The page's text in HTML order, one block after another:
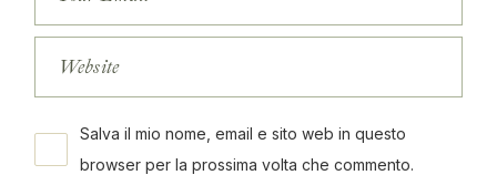
Salva il mio nome, email e sito web in questo
browser per la prossima volta che commento.